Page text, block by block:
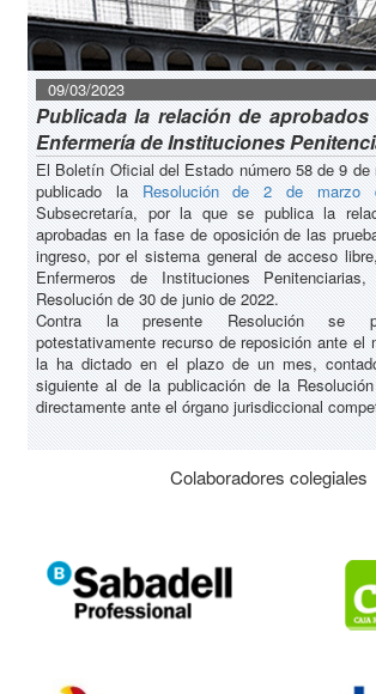
09/03/2023
Publicada la relación de aprobados
Enfermería de Instituciones
El Boletín Oficial del Estado número 58 de 9 de
publicado la Resolución de 2 de marzo
Subsecretaría, por la que se publica la
aprobadas en la fase de oposición de las
ingreso, por el sistema general de acceso
Enfermeros de Instituciones
Resolución de 30 de junio de 2022.
Contra la presente Resolución se
potestativamente recurso de reposición ante el
la ha dictado en el plazo de un mes,
siguiente al de la publicación de la
directamente ante el órgano jurisdiccional
Colaboradores colegiales